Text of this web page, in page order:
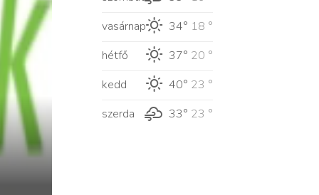
vasárnap
34° 18 °
hétfő
37° 20 °
kedd
40° 23 °
szerda
33° 23 °